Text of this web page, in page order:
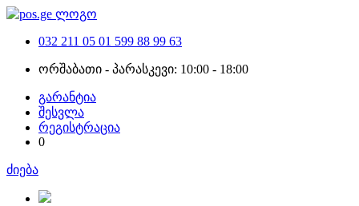
032 211 05 01 599 88 99 63
ორშაბათი - პარასკევი: 10:00 - 18:00
გარანტია
შესვლა
რეგისტრაცია
0
ძიება